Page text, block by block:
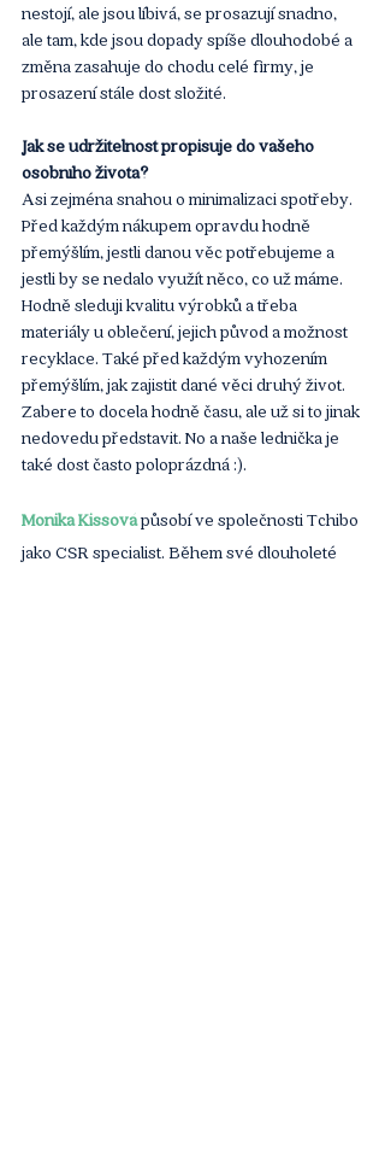
nestojí, ale jsou líbivá, se prosazují snadno,
ale tam, kde jsou dopady spíše dlouhodobé a
změna zasahuje do chodu celé firmy, je
prosazení stále dost složité.
Jak se udržitelnost propisuje do vašeho
osobního života?
Asi zejména snahou o minimalizaci spotřeby.
Před každým nákupem opravdu hodně
přemýšlím, jestli danou věc potřebujeme a
jestli by se nedalo využít něco, co už máme.
Hodně sleduji kvalitu výrobků a třeba
materiály u oblečení, jejich původ a možnost
recyklace. Také před každým vyhozením
přemýšlím, jak zajistit dané věci druhý život.
Zabere to docela hodně času, ale už si to jinak
nedovedu představit. No a naše lednička je
také dost často poloprázdná :).
Monika Kissová působí ve společnosti Tchibo
jako CSR specialist. Během své dlouholeté